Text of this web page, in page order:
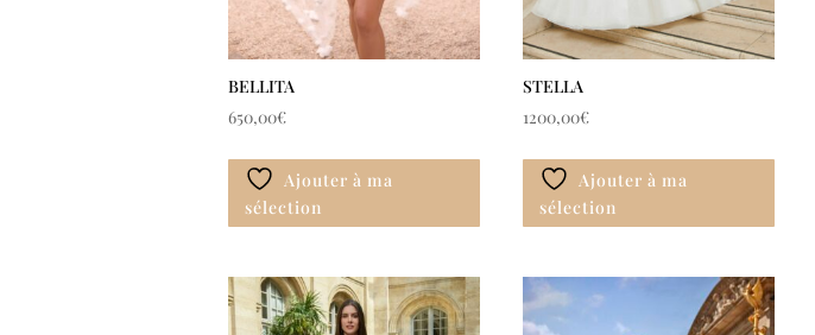
BELLITA
650,00€
Ajouter à ma
sélection
STELLA
1200,00€
Ajouter à ma
sélection